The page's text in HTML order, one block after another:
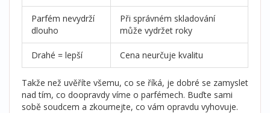
Parfém nevydrží
dlouho
Při správném skladování
může vydržet roky
Drahé = lepší Cena neurčuje kvalitu
Takže než uvěříte všemu, co se říká, je dobré se zamyslet
nad tím, co doopravdy víme o parfémech. Buďte sami
sobě soudcem a zkoumejte, co vám opravdu vyhovuje.